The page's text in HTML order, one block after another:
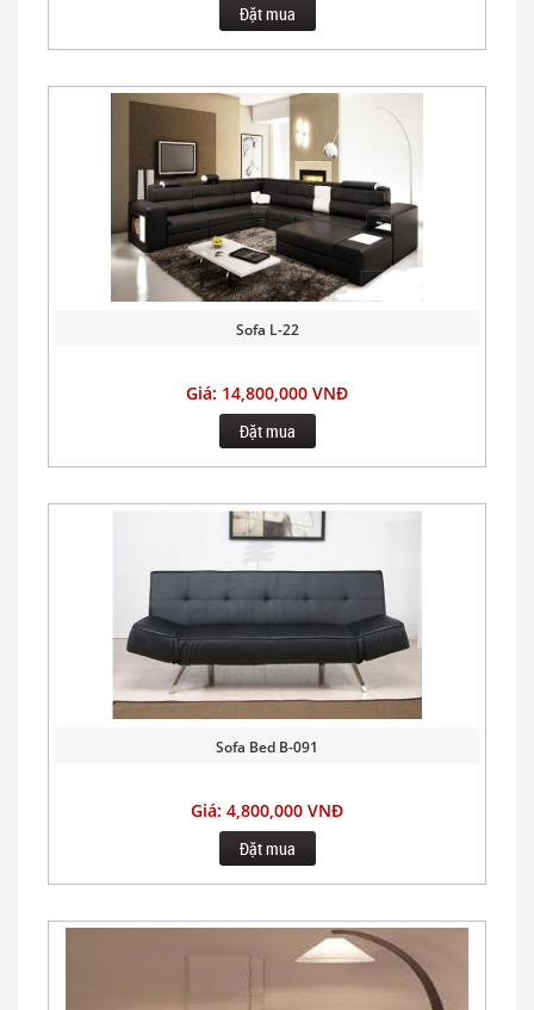
Đặt mua
Sofa L-22
Giá: 14,800,000 VNĐ
Đặt mua
Sofa Bed B-091
Giá: 4,800,000 VNĐ
Đặt mua